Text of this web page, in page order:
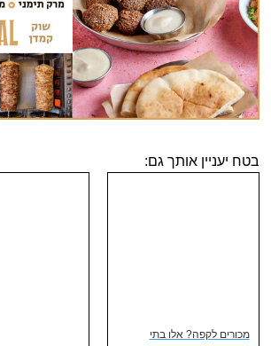
בטח יעניין אותך גם:
מכורים לקפה? אלו בתי